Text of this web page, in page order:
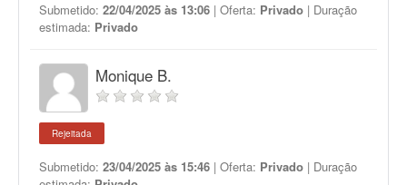
Submetido: 22/04/2025 às 13:06 | Oferta: Privado | Duração
estimada: Privado
Monique B.
Rejeitada
Submetido: 23/04/2025 às 15:46 | Oferta: Privado | Duração